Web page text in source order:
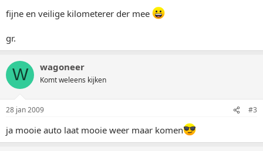
fijne en veilige kilometerer der mee
gr.
W wagoneer
Komt weleens kijken
28 jan 2009 #3
ja mooie auto laat mooie weer maar komen